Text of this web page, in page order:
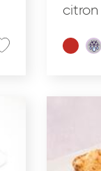
citron